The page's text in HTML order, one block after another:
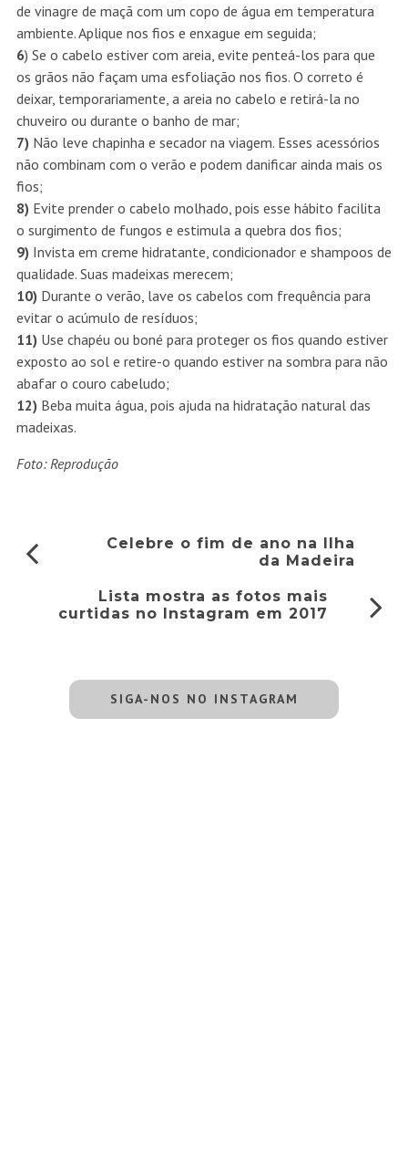
de vinagre de maçã com um copo de água em temperatura
ambiente. Aplique nos fios e enxague em seguida;
6) Se o cabelo estiver com areia, evite penteá-los para que
os grãos não façam uma esfoliação nos fios. O correto é
deixar, temporariamente, a areia no cabelo e retirá-la no
chuveiro ou durante o banho de mar;
7) Não leve chapinha e secador na viagem. Esses acessórios
não combinam com o verão e podem danificar ainda mais os
fios;
8) Evite prender o cabelo molhado, pois esse hábito facilita
o surgimento de fungos e estimula a quebra dos fios;
9) Invista em creme hidratante, condicionador e shampoos de
qualidade. Suas madeixas merecem;
10) Durante o verão, lave os cabelos com frequência para
evitar o acúmulo de resíduos;
11) Use chapéu ou boné para proteger os fios quando estiver
exposto ao sol e retire-o quando estiver na sombra para não
abafar o couro cabeludo;
12) Beba muita água, pois ajuda na hidratação natural das
madeixas.
Foto: Reprodução
Celebre o fim de ano na Ilha
da Madeira
Lista mostra as fotos mais
curtidas no Instagram em 2017
SIGA-NOS NO INSTAGRAM